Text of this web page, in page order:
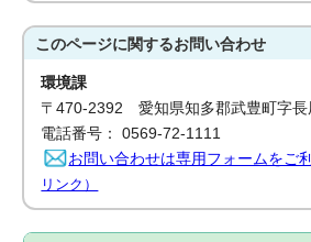
このページに関するお問い合わせ
環境課
〒470-2392 愛知県知多郡武豊町字長
電話番号： 0569-72-1111
お問い合わせは専用フォームをご
リンク）